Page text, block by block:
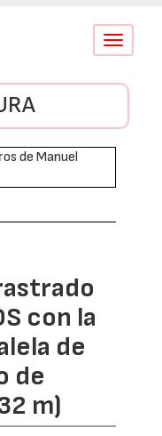
Conmutar
con la
de
de
m)